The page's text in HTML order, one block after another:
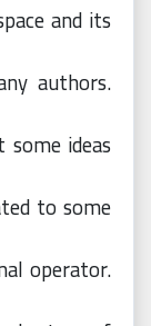
and its
authors.
ideas
to some
operator.